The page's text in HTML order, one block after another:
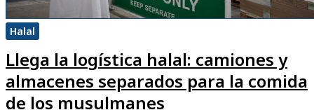
Halal
Llega la logística halal: camiones y
almacenes separados para la comida
de los musulmanes